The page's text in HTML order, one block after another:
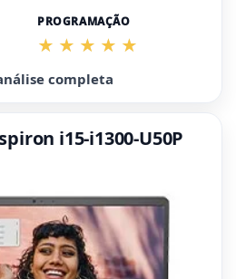
PROGRAMAÇÃO
completa
i15-i1300-U50P